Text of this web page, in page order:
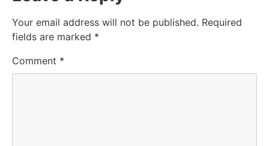
Your email address will not be published. Required
fields are marked *
Comment *